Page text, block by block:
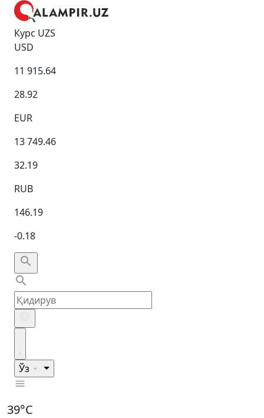
Курс UZS
USD
11 915.64
28.92
EUR
13 749.46
32.19
RUB
146.19
-0.18
Ўз
39°C